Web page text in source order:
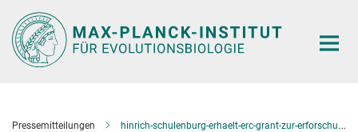
Hauptinhalt
Pressemitteilungen hinrich-schulenburg-erhaelt-erc-grant-zur-erforschung-von-versteckten-tricks-in-der-evolution-von-organismen